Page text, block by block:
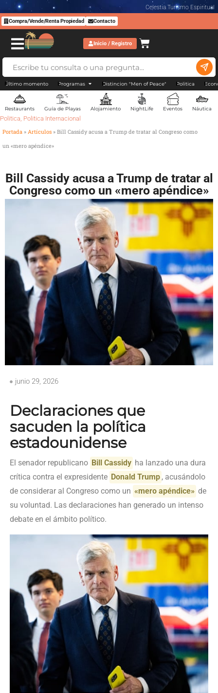
Celestia Turismo Espiritual
Compra/Vende/Renta Propiedad Contacto
Inicio / Registro
Último momento Programas Distincion "Men of Peace" Politica
Restaurants Guía de Playas Alojamiento NightLife Eventos Náutica
Politica, Politica Internacional
Portada » Artículos » Bill Cassidy acusa a Trump de tratar al Congreso como
un «mero apéndice»
Bill Cassidy acusa a Trump de tratar al
Congreso como un «mero apéndice»
junio 29, 2026
Declaraciones que
sacuden la política
estadounidense
El senador republicano Bill Cassidy ha lanzado una dura
crítica contra el expresidente Donald Trump , acusándolo
de considerar al Congreso como un «mero apéndice» de
su voluntad. Las declaraciones han generado un intenso
debate en el ámbito político.